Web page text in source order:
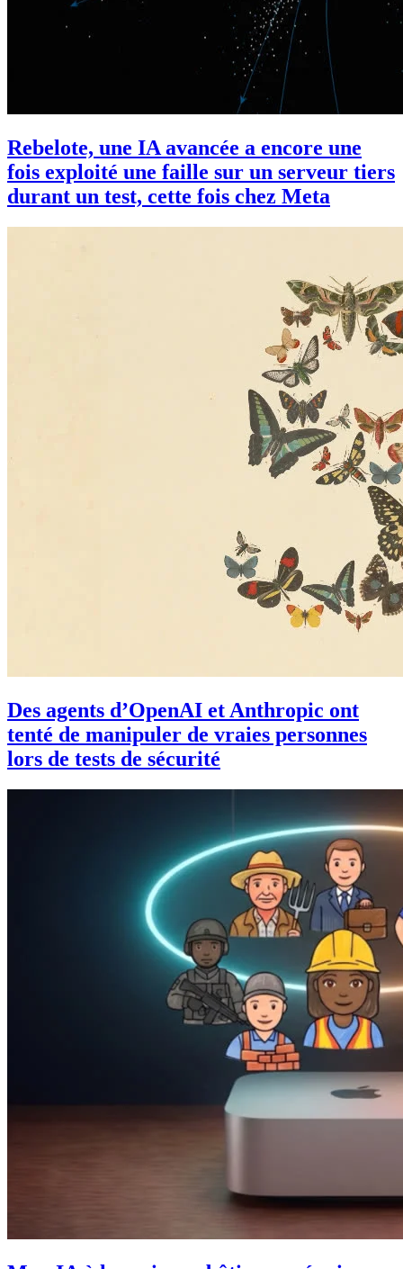
Rebelote, une IA avancée a encore une
fois exploité une faille sur un serveur tiers
durant un test, cette fois chez Meta
Des agents d’OpenAI et Anthropic ont
tenté de manipuler de vraies personnes
lors de tests de sécurité